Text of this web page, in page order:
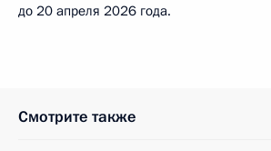
до 20 апреля 2026 года.
Смотрите также